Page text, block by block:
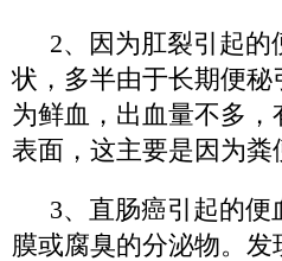
2、因为肛裂引起
状，多半由于长期便
为鲜血，出血量不多
表面，这主要是因为
3、直肠癌引起的
膜或腐臭的分泌物。